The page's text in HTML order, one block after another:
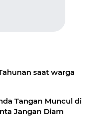
saat warga
Tangan Muncul di
Jangan Diam